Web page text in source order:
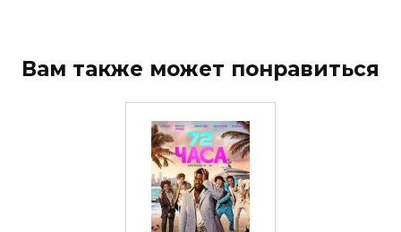
Вам также может понравиться